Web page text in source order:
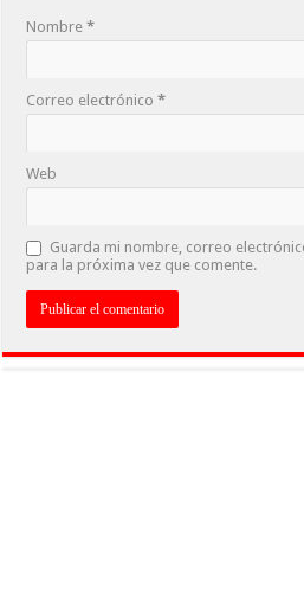
Nombre*
Correo electrónico*
Web
Guarda mi nombre, correo
para la próxima vez que comente.